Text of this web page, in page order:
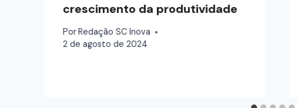
crescimento da produtividade
Por Redação SC Inova
2 de agosto de 2024